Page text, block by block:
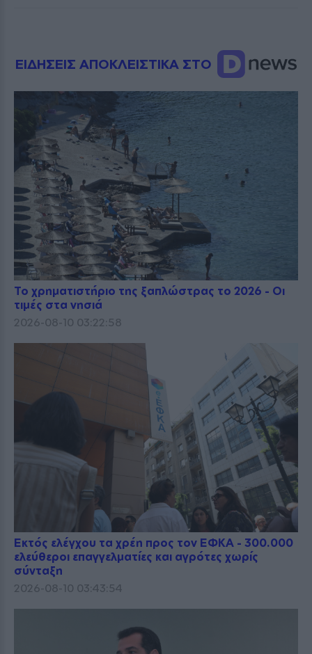
ΕΙΔΗΣΕΙΣ ΑΠΟΚΛΕΙΣΤΙΚΑ ΣΤΟ
Το χρηματιστήριο της ξαπλώστρας το 2026 - Οι
τιμές στα νησιά
2026-08-10 03:22:58
Εκτός ελέγχου τα χρέη προς τον ΕΦΚΑ - 300.000
ελεύθεροι επαγγελματίες και αγρότες χωρίς
σύνταξη
2026-08-10 03:43:54